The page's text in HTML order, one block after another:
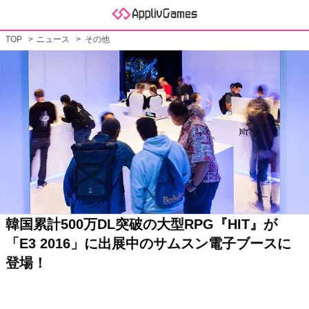
TOP ニュース その他
韓国累計500万DL突破の大型RPG『HIT』が
「E3 2016」に出展中のサムスン電子ブースに
登場！